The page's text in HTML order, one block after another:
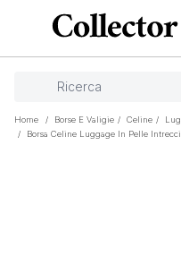
Home / Borse E Valigie / Celine /
/
Borsa Celine Luggage In Pelle